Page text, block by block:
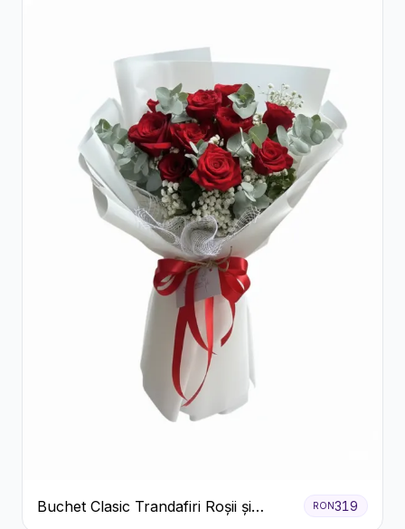
Buchet Clasic Trandafiri Roșii și
RON319